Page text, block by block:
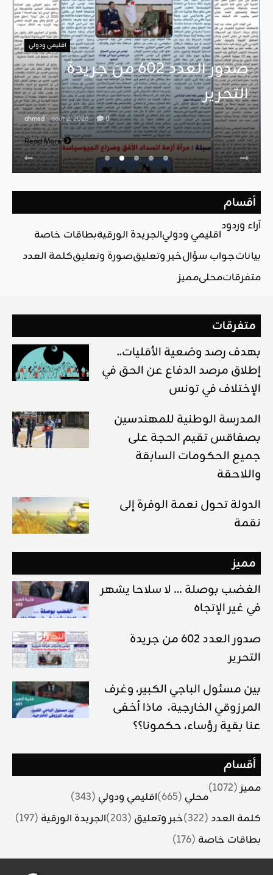
اقليمي ودولي
صدور العدد 602 من جريدة
التحرير
ahmed - août 2, 2026 0
Read More
أقسام
آراء وردود
اقليمي ودوليالجريدة الورقيةبطاقات خاصة
بياناتجواب سؤالخبر وتعليقصورة وتعليقكلمة العدد
متفرقاتمحليمميز
متفرقات
بهدف رصد وضعية الأقليات..
إطلاق مرصد الدفاع عن الحق في
الإختلاف في تونس
المدرسة الوطنية للمهندسين
بصفاقس تقيم الحجة على
جميع الحكومات السابقة
واللاحقة
الدولة تحول نعمة الوفرة إلى
نقمة
مميز
الغضب بوصلة … لا سلاحا يشهر
في غير الإتجاه
صدور العدد 602 من جريدة
التحرير
بين مسئول الباجي الكبير، وغرف
المرزوقي الخارجية، ماذا أخفى
عنا بقية رؤساء، حكمونا؟؟
أقسام
مميز(1072)
محلي (665) اقليمي ودولي (343)
كلمة العدد (322) خبر وتعليق (203) الجريدة الورقية (197)
بطاقات خاصة (176)